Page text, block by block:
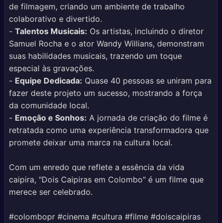
de filmagem, criando um ambiente de trabalho
colaborativo e divertido.
-Talentos Musicais: Os artistas, incluindo o diretor
Samuel Rocha e o ator Wandy Willians, demonstram
suas habilidades musicais, trazendo um toque
especial às gravações.
- Equipe Dedicada: Quase 40 pessoas se uniram para
fazer deste projeto um sucesso, mostrando a força
da comunidade local.
- Emoção e Sonhos: A jornada de criação do filme é
retratada como uma experiência transformadora que
promete deixar uma marca na cultura local.
Com um enredo que reflete a essência da vida
caipira, "Dois Caipiras em Colombo" é um filme que
merece ser celebrado.
#colombopr #cinema #cultura #filme #doiscaipiras